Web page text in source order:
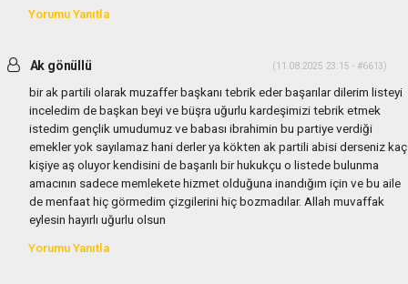
Yorumu Yanıtla
Ak gönüllü (11.08.2025 23:15 - #6613)
bir ak partili olarak muzaffer başkanı tebrik eder başarılar dilerim listeyi
inceledim de başkan beyi ve büşra uğurlu kardeşimizi tebrik etmek
istedim gençlik umudumuz ve babası ibrahimin bu partiye verdiği
emekler yok sayılamaz hani derler ya kökten ak partili abisi derseniz kaç
kişiye aş oluyor kendisini de başarılı bir hukukçu o listede bulunma
amacının sadece memlekete hizmet olduğuna inandığım için ve bu aile
de menfaat hiç görmedim çizgilerini hiç bozmadılar. Allah muvaffak
eylesin hayırlı uğurlu olsun
Yorumu Yanıtla